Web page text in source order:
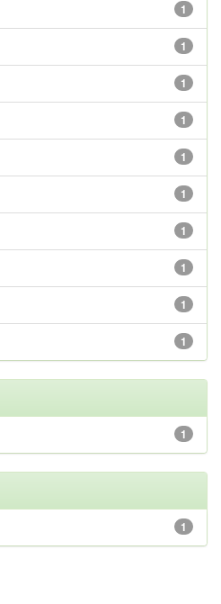
1
1
1
1
1
1
1
1
1
1
1
1